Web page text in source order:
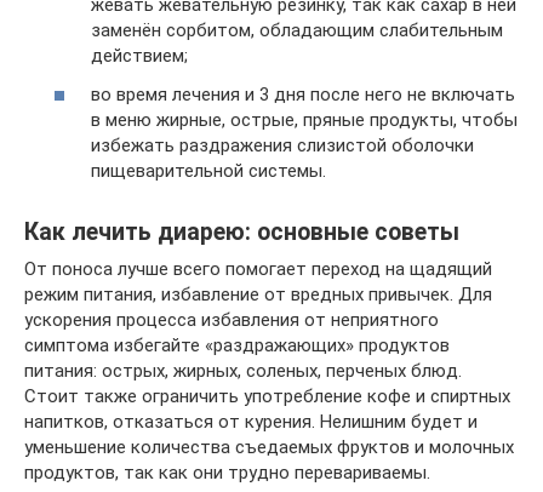
жевать жевательную резинку, так как сахар в ней
заменён сорбитом, обладающим слабительным
действием;
во время лечения и 3 дня после него не включать
в меню жирные, острые, пряные продукты, чтобы
избежать раздражения слизистой оболочки
пищеварительной системы.
Как лечить диарею: основные советы
От поноса лучше всего помогает переход на щадящий
режим питания, избавление от вредных привычек. Для
ускорения процесса избавления от неприятного
симптома избегайте «раздражающих» продуктов
питания: острых, жирных, соленых, перченых блюд.
Стоит также ограничить употребление кофе и спиртных
напитков, отказаться от курения. Нелишним будет и
уменьшение количества съедаемых фруктов и молочных
продуктов, так как они трудно перевариваемы.